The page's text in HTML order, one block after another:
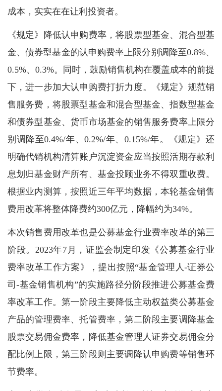
成本，实实在在让利投资者。
《规定》降低认申购费率，将股票型基金、混合型基
金、债券型基金的认申购费率上限分别调降至0.8%、
0.5%、0.3%。同时，鼓励销售机构在覆盖成本的前提
下，进一步加大认申购费打折力度。《规定》规范销
售服务费，将股票型基金和混合型基金、指数型基金
和债券型基金、货币市场基金的销售服务费率上限分
别调降至0.4%/年、0.2%/年、0.15%/年。《规定》还
明确代销机构清算账户沉淀资金应当按照活期存款利
息划归基金财产所有、基金投顾业务不得双重收费。
根据业内测算，按照近三年平均数据，本轮基金销售
费用改革将整体降费约300亿元，降幅约为34%。
本次销售费用改革也是公募基金行业费率改革的第三
阶段。2023年7月，证监会制定印发《公募基金行业
费率改革工作方案》，提出按照“基金管理人-证券公
司-基金销售机构”的实施路径分阶段推进公募基金费
率改革工作。第一阶段主要降低主动权益类公募基金
产品的管理费率、托管费率，第二阶段主要调降基金
股票交易佣金费率，降低基金管理人证券交易佣金分
配比例上限，第三阶段则主要调降认申购费等销售环
节费率。